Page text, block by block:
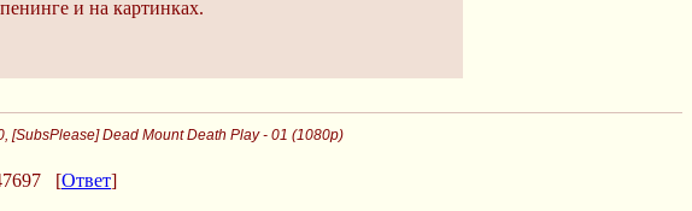
и на картинках.
[SubsPlease] Dead Mount Death Play - 01 (1080p)
[Ответ]